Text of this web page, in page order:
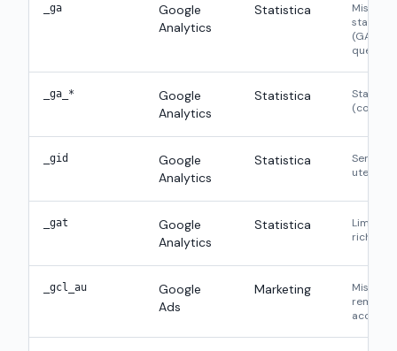
_ga
Google
Analytics
Statistica
Misura
(GA4),
questa
_ga_*
Google
Analytics
Statistica
Stato/
_gid
Google
Analytics
Statistica
Serve a
utenti
_gat
Google
Analytics
Statistica
Limita
_gcl_au
Google
Ads
Marketing
Misura
accetti